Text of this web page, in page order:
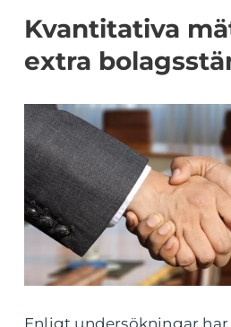
Kvantitativa
extra
Enligt undersökningar